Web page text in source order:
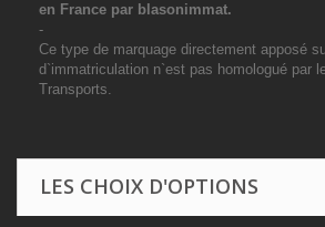
en France par blasonimmat.
-
Ce type de marquage directement apposé
d`immatriculation n`est pas homologué par
Transports.
LES CHOIX D'OPTIONS